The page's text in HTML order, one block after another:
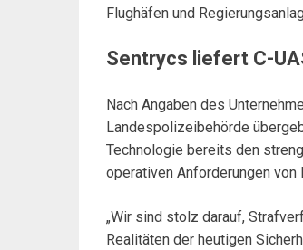
Flughäfen und
Sentrycs liefert C-
Nach Angaben des
Landespolizeibehörde
Technologie bereits den
operativen Anforderungen
„Wir sind stolz darauf,
Realitäten der heutigen